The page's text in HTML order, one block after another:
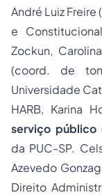
André Luiz
e
Zockun,
(coord. de
Universidade
HARB, Karina
serviço público
da PUC-SP.
Azevedo
Direito